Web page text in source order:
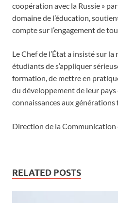
coopération avec la Russie »
domaine de l’éducation,
compte sur l’engagement de
Le Chef de l’État a insisté sur
étudiants de s’appliquer
formation, de mettre en
du développement de leur
connaissances aux générations
Direction de la Communication
RELATED POSTS